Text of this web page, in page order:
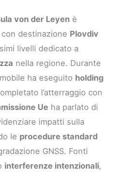
von der Leyen è
con destinazione Plovdiv
livelli dedicato a
nella regione. Durante
ha eseguito holding
l’atterraggio con
Ue ha parlato di
impatti sulla
le procedure standard
GNSS. Fonti
interferenze intenzionali,